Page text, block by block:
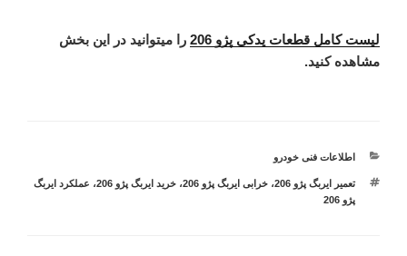
لیست کامل قطعات یدکی پژو 206
را میتوانید در این بخش
مشاهده کنید.
دسته‌ها
اطلاعات فنی خودرو
برچسب‌ها
تعمیر ایربگ پژو 206 ،خرابی ایربگ پژو 206 ،خرید ایربگ پژو 206 ، عملکرد ایربگ
پژو 206